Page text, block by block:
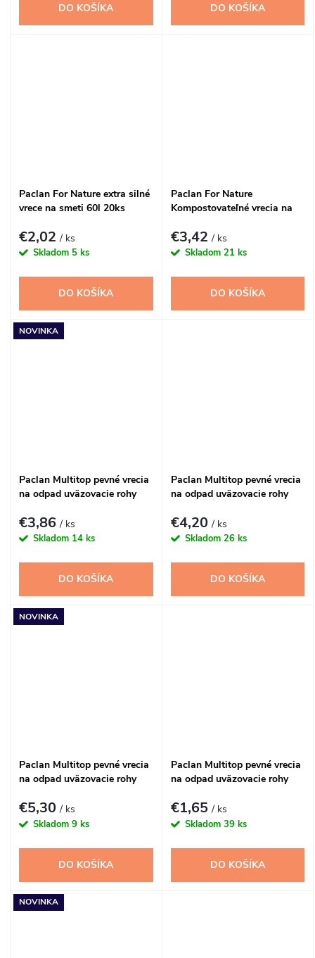
DO KOŠÍKA DO KOŠÍKA
Paclan For Nature extra silné
vrece na smeti 60l 20ks
€2,02/ ks
Skladom 5 ks
DO KOŠÍKA
Paclan For Nature
Kompostovateľné vrecia na
€3,42/ ks
Skladom 21 ks
DO KOŠÍKA
NOVINKA
Paclan Multitop pevné vrecia
na odpad uväzovacie rohy
€3,86/ ks
Skladom 14 ks
DO KOŠÍKA
Paclan Multitop pevné vrecia
na odpad uväzovacie rohy
€4,20/ ks
Skladom 26 ks
DO KOŠÍKA
NOVINKA
Paclan Multitop pevné vrecia
na odpad uväzovacie rohy
€5,30/ ks
Skladom 9 ks
DO KOŠÍKA
Paclan Multitop pevné vrecia
na odpad uväzovacie rohy
€1,65/ ks
Skladom 39 ks
DO KOŠÍKA
NOVINKA